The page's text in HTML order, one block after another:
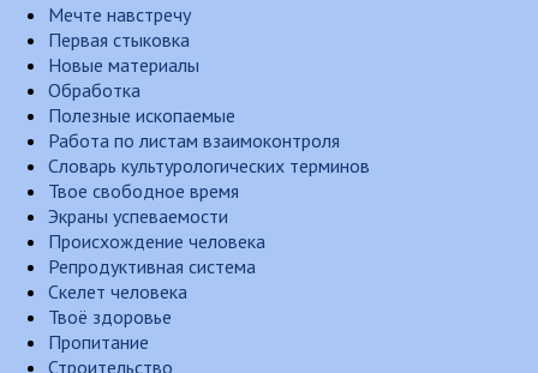
Мечте навстречу
Первая стыковка
Новые материалы
Обработка
Полезные ископаемые
Работа по листам взаимоконтроля
Словарь культурологических терминов
Твое свободное время
Экраны успеваемости
Происхождение человека
Репродуктивная система
Скелет человека
Твоё здоровье
Пропитание
Строительство